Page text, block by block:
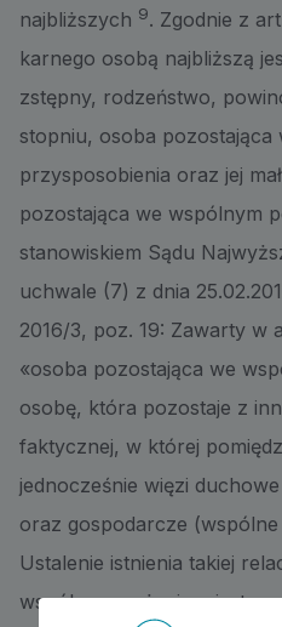
najbliższych 9. Zgodnie z
karnego osobą najbliższą
zstępny, rodzeństwo,
stopniu, osoba pozostająca
przysposobienia oraz jej
pozostająca we wspólnym
stanowiskiem Sądu
uchwale (7) z dnia
2016/3, poz. 19: Zawarty w
«osoba pozostająca we
osobę, która pozostaje z
faktycznej, w której
jednocześnie więzi
oraz gospodarcze
Ustalenie istnienia takiej
wspólnym pożyciu», jest